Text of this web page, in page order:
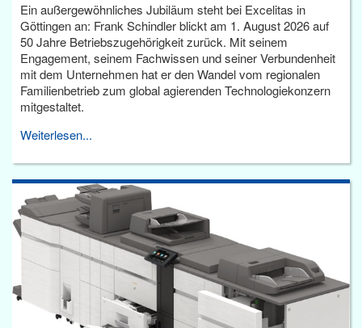
Ein außergewöhnliches Jubiläum steht bei Excelitas in
Göttingen an: Frank Schindler blickt am 1. August 2026 auf
50 Jahre Betriebszugehörigkeit zurück. Mit seinem
Engagement, seinem Fachwissen und seiner Verbundenheit
mit dem Unternehmen hat er den Wandel vom regionalen
Familienbetrieb zum global agierenden Technologiekonzern
mitgestaltet.
Weiterlesen...